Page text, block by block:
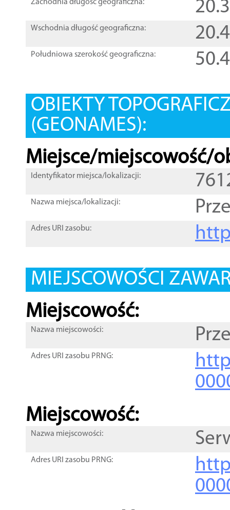
Zachodnia długość geograficzna:
Wschodnia długość geograficzna:
Południowa szerokość geograficzna:
OBIEKTY
(GEONAMES):
Miejsce/miejscowość/
Identyfikator miejsca/lokalizacji:
Nazwa miejsca/lokalizacji:
Adres URI zasobu:
MIEJSCOWOŚCI
Miejscowość:
Nazwa miejscowości:
Adres URI zasobu PRNG:
Miejscowość:
Nazwa miejscowości:
Adres URI zasobu PRNG: